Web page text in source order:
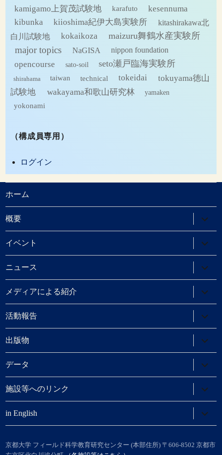
kamigamo上賀茂試験地 karafuto
kesennuma
kibunka
kiioshima紀伊大島実験所
kitashirakawa北
白川試験地
kokaikoza maizuru舞鶴水産実験所
major topics NaGISA nippon foundation
opencourse sato-soil seto瀬戸臨海実験所
shirahama taiwan technical tokeidai
tokuyama徳山
試験地
wakayama和歌山研究林
yamaken
yokonami
（構成員専用）
ログイン
ホーム
概要
ブ
メ
ニ
ュ
ー
を
展
開
イベント
ブ
メ
ニ
ュ
ー
を
展
開
ニュース
ブ
メ
ニ
ュ
ー
を
展
開
メディアによる紹介
ブ
メ
ニ
ュ
ー
を
展
開
活動報告
ブ
メ
ニ
ュ
ー
を
展
開
出版物
ブ
メ
ニ
ュ
ー
を
展
開
データ
ブ
メ
ニ
ュ
ー
を
展
開
施設等へのリンク
ブ
メ
ニ
ュ
ー
展
開
in English
ブ
メ
ュ
ー
京都大学 フィールド科学教育研究センター (本部住所) 〒606-8502 京都市